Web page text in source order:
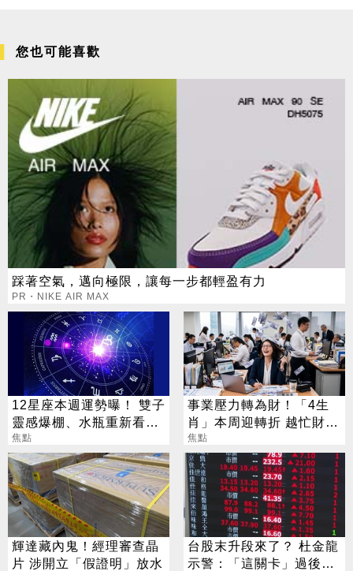
您也可能喜歡
踩著空氣，邁向極限，讓每一步都輕盈有力
PR・NIKE AIR MAX
12星座本週運勢曝！ 雙子
靈感爆棚、水瓶重新看見
目標
焦點
事業壓力轉為財！「4生
肖」本周迎轉折 越忙財運
越旺
焦點
輝達藏內鬼！經理審查晶
片 涉開立「假證明」放水
台股末升段來了？ 杜金龍
示警：「這關卡」過後大